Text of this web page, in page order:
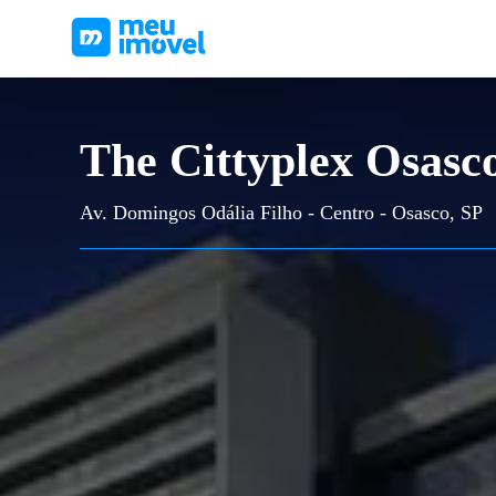
The Cittyplex
Av. Domingos Odália Filho - Centro - Osasco, SP